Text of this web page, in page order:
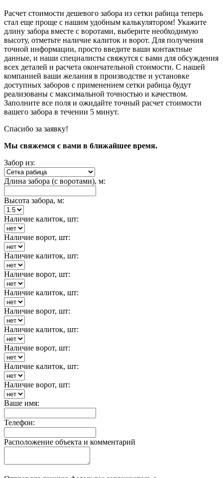
Расчет стоимости дешевого забора из сетки рабица теперь
стал еще проще с нашим удобным калькулятором! Укажите
длину забора вместе с воротами, выберите необходимую
высоту, отметьте наличие калиток и ворот. Для получения
точной информации, просто введите ваши контактные
данные, и наши специалисты свяжутся с вами для обсуждения
всех деталей и расчета окончательной стоимости. С нашей
компанией ваши желания в производстве и установке
доступных заборов с применением сетки рабица будут
реализованы с максимальной точностью и качеством.
Заполните все поля и ожидайте точный расчет стоимости
вашего забора в течении 5 минут.
Спасибо за заявку!
Мы свяжемся с вами в ближайшее время.
Забор из:
Длина забора (с воротами), м:
Высота забора, м:
Наличие калиток, шт:
Наличие ворот, шт:
Наличие калиток, шт:
Наличие ворот, шт:
Наличие калиток, шт:
Наличие ворот, шт:
Наличие калиток, шт:
Наличие ворот, шт:
Наличие калиток, шт:
Наличие ворот, шт:
Ваше имя:
Телефон:
Расположение объекта и комментарий